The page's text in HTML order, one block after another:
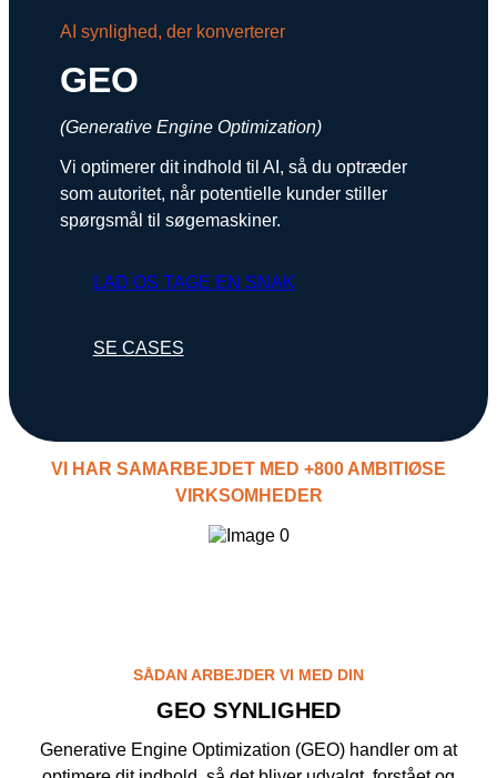
Snapchat annoncering
LinkedIn annoncering
PAID SEARCH
Display annoncering
E-MAIL MARKETING
AI synlighed, der konverterer
GEO
(Generative Engine Optimization)
Vi optimerer dit indhold til AI, så du optræder
som autoritet, når potentielle kunder stiller
spørgsmål til søgemaskiner.
LAD OS TAGE EN SNAK
SE CASES
VI HAR SAMARBEJDET MED +800 AMBITIØSE
VIRKSOMHEDER
SÅDAN ARBEJDER VI MED DIN
GEO SYNLIGHED
Generative Engine Optimization (GEO) handler om at